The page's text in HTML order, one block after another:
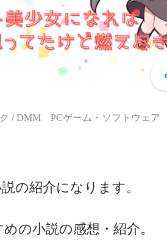
/ DMM PCゲーム・ソフトウェア
の紹介になります。
の小説の感想・紹介。